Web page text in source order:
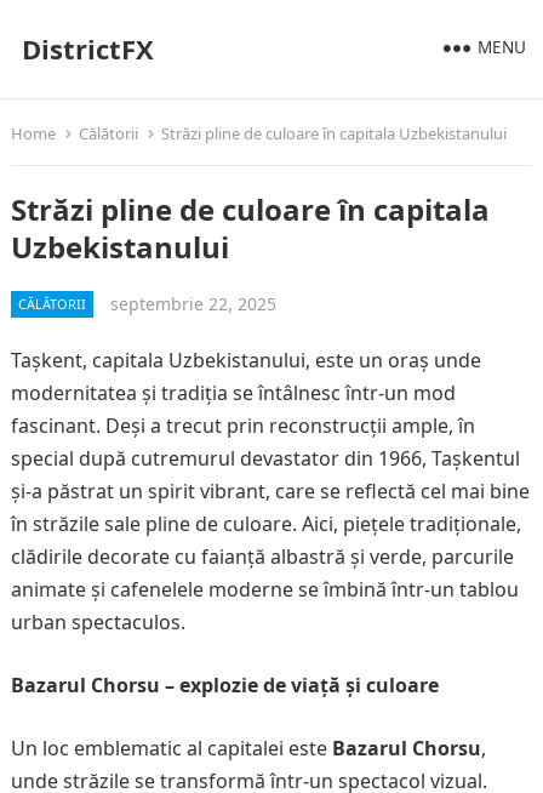
DistrictFX MENU
Home Călătorii Străzi pline de culoare în capitala Uzbekistanului
Străzi pline de culoare în capitala
Uzbekistanului
CĂLĂTORII septembrie 22, 2025
Tașkent, capitala Uzbekistanului, este un oraș unde
modernitatea și tradiția se întâlnesc într-un mod
fascinant. Deși a trecut prin reconstrucții ample, în
special după cutremurul devastator din 1966, Tașkentul
și-a păstrat un spirit vibrant, care se reflectă cel mai bine
în străzile sale pline de culoare. Aici, piețele tradiționale,
clădirile decorate cu faianță albastră și verde, parcurile
animate și cafenelele moderne se îmbină într-un tablou
urban spectaculos.
Bazarul Chorsu – explozie de viață și culoare
Un loc emblematic al capitalei este Bazarul Chorsu,
unde străzile se transformă într-un spectacol vizual.